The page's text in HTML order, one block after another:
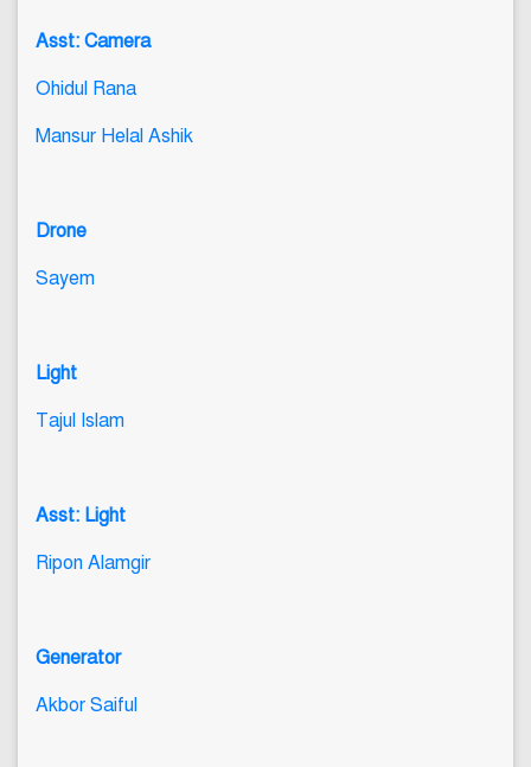
Asst: Camera
Ohidul Rana
Mansur Helal Ashik
Drone
Sayem
Light
Tajul Islam
Asst: Light
Ripon Alamgir
Generator
Akbor Saiful